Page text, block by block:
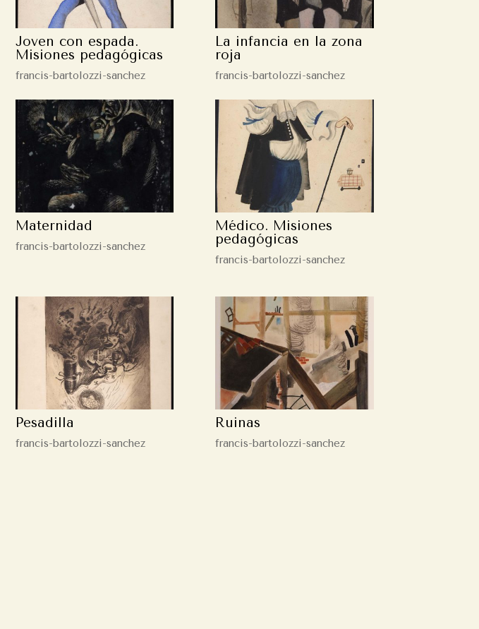
Joven con espada.
Misiones pedagógicas
francis-bartolozzi-sanchez
La infancia en la zona
roja
francis-bartolozzi-sanchez
Maternidad
francis-bartolozzi-sanchez
Médico. Misiones
pedagógicas
francis-bartolozzi-sanchez
Pesadilla
francis-bartolozzi-sanchez
Ruinas
francis-bartolozzi-sanchez